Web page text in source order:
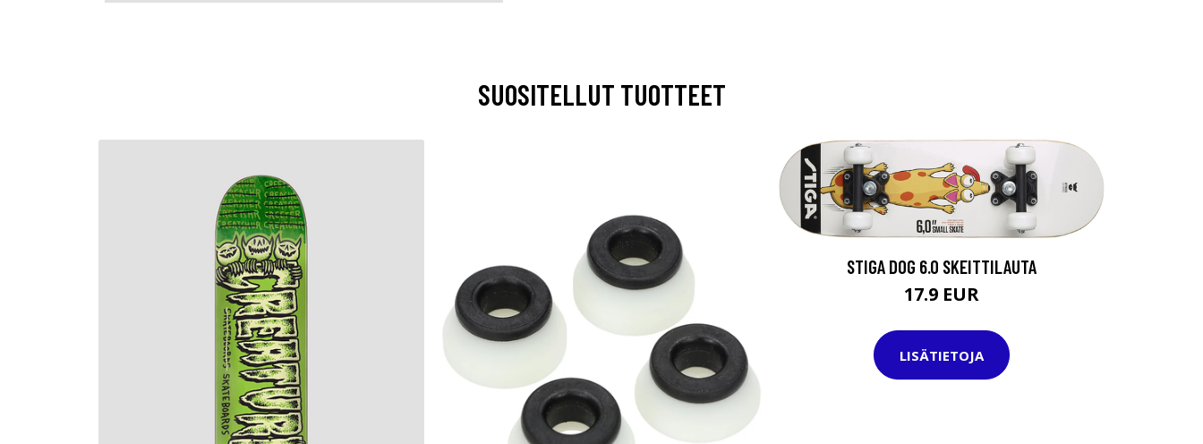
SUOSITELLUT TUOTTEET
STIGA DOG 6.0 SKEITTILAUTA
17.9 EUR
LISÄTIETOJA